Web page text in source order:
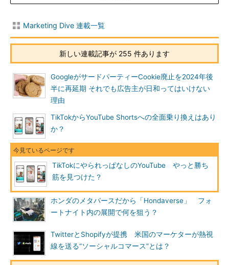
Marketing Dive 連載一覧
新しい連載記事が 255 件あります
GoogleがサードパーティーCookie廃止を2024年後
半に再延期 それでも広告主が日和ってはいけない
理由
TikTokからYouTube Shortsへの全面乗り換えはあり
か？
TikTokにやられっぱなしのYouTube やっと勝ち
筋を見つけた？
ホンダのメタバースだから「Hondaverse」 フォ
ートナイト内の展開で何を狙う？
TwitterとShopifyが提携 米国のマーケターが熱視
線を送る“ソーシャルコマース”とは？